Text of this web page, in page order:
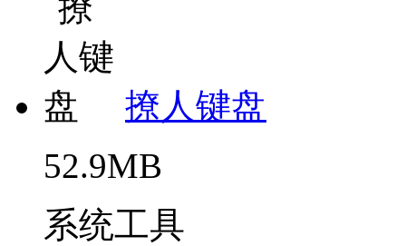
撩人键盘
52.9MB
系统工具